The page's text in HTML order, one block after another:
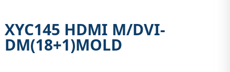
XYC145 HDMI M/DVI-
DM(18+1)MOLD